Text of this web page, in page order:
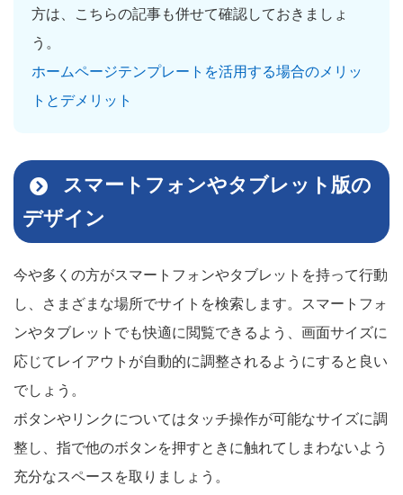
方は、こちらの記事も併せて確認しておきましょ
う。
ホームページテンプレートを活用する場合のメリッ
トとデメリット
スマートフォンやタブレット版の
デザイン
今や多くの方がスマートフォンやタブレットを持って行動
し、さまざまな場所でサイトを検索します。スマートフォ
ンやタブレットでも快適に閲覧できるよう、画面サイズに
応じてレイアウトが自動的に調整されるようにすると良い
でしょう。
ボタンやリンクについてはタッチ操作が可能なサイズに調
整し、指で他のボタンを押すときに触れてしまわないよう
充分なスペースを取りましょう。